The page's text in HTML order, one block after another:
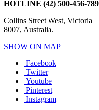
HOTLINE (42) 500-456-789
Collins Street West, Victoria
8007, Australia.
SHOW ON MAP
Facebook
Twitter
Youtube
Pinterest
Instagram